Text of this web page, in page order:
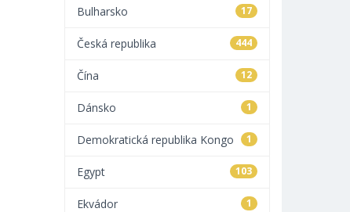
17
Bulharsko
444
Česká republika
12
Čína
1
Dánsko
1
Demokratická republika Kongo
103
Egypt
1
Ekvádor